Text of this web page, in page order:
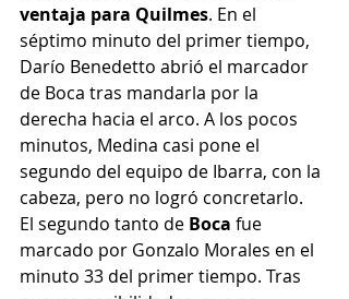
ventaja para Quilmes. En el
séptimo minuto del primer tiempo,
Darío Benedetto abrió el marcador
de Boca tras mandarla por la
derecha hacia el arco. A los pocos
minutos, Medina casi pone el
segundo del equipo de Ibarra, con la
cabeza, pero no logró concretarlo.
El segundo tanto de Boca fue
marcado por Gonzalo Morales en el
minuto 33 del primer tiempo. Tras